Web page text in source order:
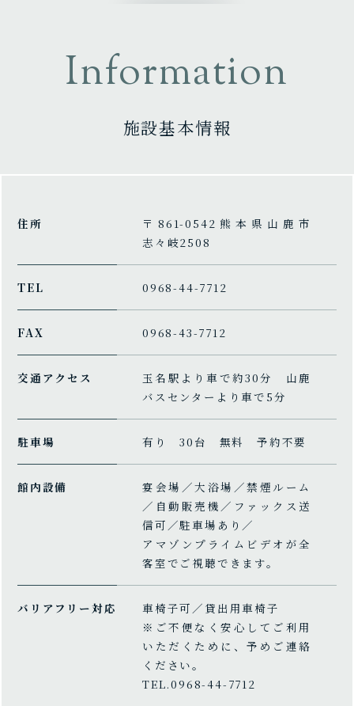
Information
施設基本情報
住所
〒861-0542熊本県山鹿市
志々岐2508
TEL 0968-44-7712
FAX 0968-43-7712
交通アクセス
玉名駅より車で約30分 山鹿
バスセンターより車で5分
駐車場 有り 30台 無料 予約不要
館内設備
宴会場／大浴場／禁煙ルーム
／自動販売機／ファックス送
信可／駐車場あり／
アマゾンプライムビデオが全
客室でご視聴できます。
バリアフリー対応
車椅子可／貸出用車椅子
※ご不便なく安心してご利用
いただくために、予めご連絡
ください。
TEL.0968-44-7712